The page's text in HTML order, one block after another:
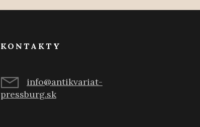
KONTAKTY
info@antikvariat-
pressburg.sk